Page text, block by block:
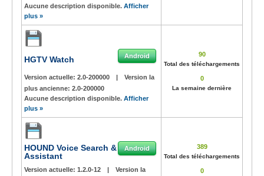
Aucune description disponible. Afficher
plus »
HGTV Watch Android
Version actuelle: 2.0-200000 |
Version la
plus ancienne: 2.0-200000
Aucune description disponible. Afficher
plus »
90
Total des téléchargements
0
La semaine dernière
HOUND Voice Search &
Assistant
Android
Version actuelle: 1.2.0-12 |
Version la
389
Total des téléchargements
0